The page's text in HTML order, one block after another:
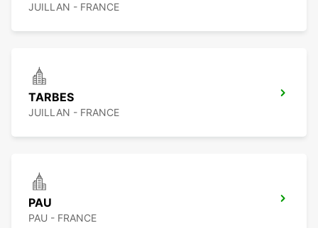
JUILLAN - FRANCE
TARBES
JUILLAN - FRANCE
PAU
PAU - FRANCE